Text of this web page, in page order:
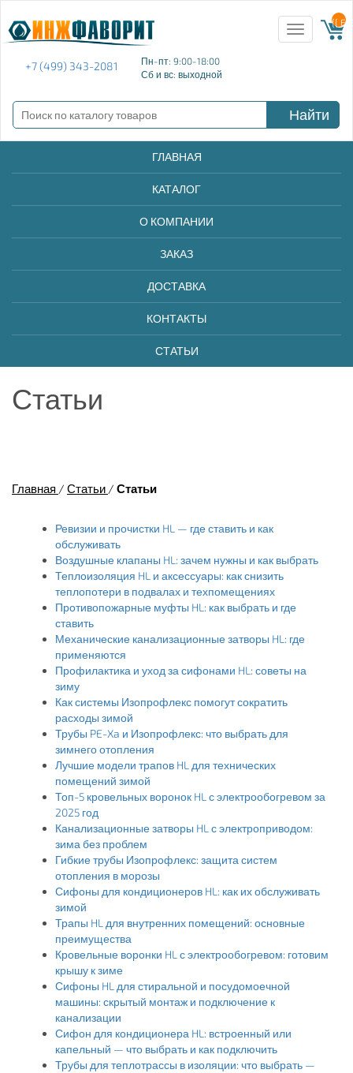
+7 (499) 343-2081
Пн-пт: 9:00-18:00
Сб и вс: выходной
Toggle
navigation
{{
Найти
ГЛАВНАЯ
КАТАЛОГ
О КОМПАНИИ
ЗАКАЗ
ДОСТАВКА
КОНТАКТЫ
СТАТЬИ
Статьи
Главная / Статьи / Статьи
Ревизии и прочистки HL — где ставить и как
обслуживать
Воздушные клапаны HL: зачем нужны и как выбрать
Теплоизоляция HL и аксессуары: как снизить
теплопотери в подвалах и техпомещениях
Противопожарные муфты HL: как выбрать и где
ставить
Механические канализационные затворы HL: где
применяются
Профилактика и уход за сифонами HL: советы на
зиму
Как системы Изопрофлекс помогут сократить
расходы зимой
Трубы PE-Xa и Изопрофлекс: что выбрать для
зимнего отопления
Лучшие модели трапов HL для технических
помещений зимой
Топ-5 кровельных воронок HL с электрообогревом за
2025 год
Канализационные затворы HL с электроприводом:
зима без проблем
Гибкие трубы Изопрофлекс: защита систем
отопления в морозы
Сифоны для кондиционеров HL: как их обслуживать
зимой
Трапы HL для внутренних помещений: основные
преимущества
Кровельные воронки HL с электрообогревом: готовим
крышу к зиме
Сифоны HL для стиральной и посудомоечной
машины: скрытый монтаж и подключение к
канализации
Сифон для кондиционера HL: встроенный или
капельный — что выбрать и как подключить
Трубы для теплотрассы в изоляции: что выбрать —